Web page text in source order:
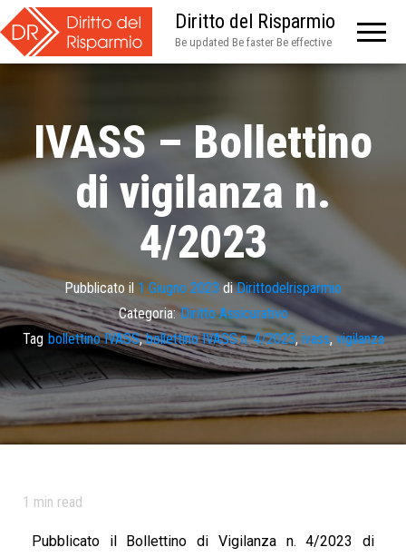
Diritto del Risparmio
Be updated Be faster Be effective
IVASS – Bollettino
di vigilanza n.
4/2023
Pubblicato il 1 Giugno 2023 diDirittodelrisparmio
Categoria: Diritto Assicurativo
Tag bollettino IVASS,bollettino IVASS n. 4/2023, ivass,vigilanza
1 min read
Pubblicato il Bollettino di Vigilanza n. 4/2023 di